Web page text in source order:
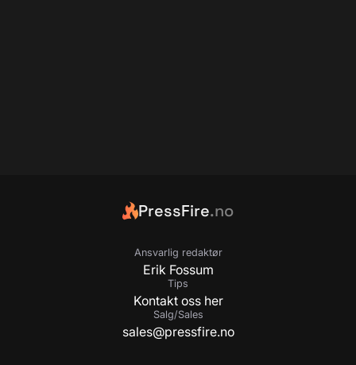
PressFire.no
Ansvarlig redaktør
Erik Fossum
Tips
Kontakt oss her
Salg/Sales
sales@pressfire.no